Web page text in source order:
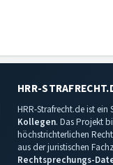
HRR-
HRR-Strafrecht.de ist
Kollegen. Das Projekt
höchstrichterlichen
aus der juristischen
Rechtsprechungs-